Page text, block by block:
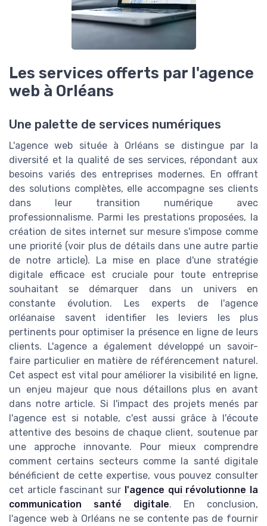
Les services offerts par l'agence
web à Orléans
Une palette de services numériques
L'agence web située à Orléans se distingue par la
diversité et la qualité de ses services, répondant aux
besoins variés des entreprises modernes. En offrant
des solutions complètes, elle accompagne ses clients
dans leur transition numérique avec
professionnalisme. Parmi les prestations proposées, la
création de sites internet sur mesure s'impose comme
une priorité (voir plus de détails dans une autre partie
de notre article). La mise en place d'une stratégie
digitale efficace est cruciale pour toute entreprise
souhaitant se démarquer dans un univers en
constante évolution. Les experts de l'agence
orléanaise savent identifier les leviers les plus
pertinents pour optimiser la présence en ligne de leurs
clients. L'agence a également développé un savoir-
faire particulier en matière de référencement naturel.
Cet aspect est vital pour améliorer la visibilité en ligne,
un enjeu majeur que nous détaillons plus en avant
dans notre article. Si l'impact des projets menés par
l'agence est si notable, c'est aussi grâce à l'écoute
attentive des besoins de chaque client, soutenue par
une approche innovante. Pour mieux comprendre
comment certains secteurs comme la santé digitale
bénéficient de cette expertise, vous pouvez consulter
cet article fascinant sur l'agence qui révolutionne la
communication santé digitale. En conclusion,
l'agence web à Orléans ne se contente pas de fournir